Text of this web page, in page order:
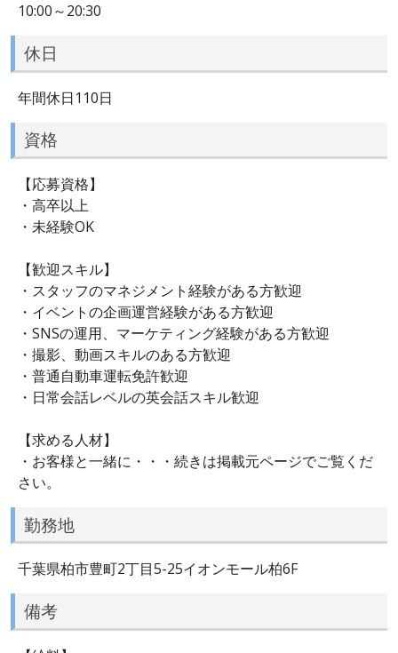
10:00～20:30
休日
年間休日110日
資格
【応募資格】
・高卒以上
・未経験OK
【歓迎スキル】
・スタッフのマネジメント経験がある方歓迎
・イベントの企画運営経験がある方歓迎
・SNSの運用、マーケティング経験がある方歓迎
・撮影、動画スキルのある方歓迎
・普通自動車運転免許歓迎
・日常会話レベルの英会話スキル歓迎
【求める人材】
・お客様と一緒に・・・続きは掲載元ページでご覧くだ
さい。
勤務地
千葉県柏市豊町2丁目5-25イオンモール柏6F
備考